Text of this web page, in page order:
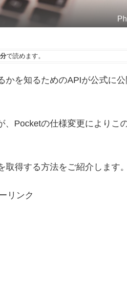
で読めます。
かを知るためのAPIが公式に
Pocketの仕様変更によりこ
得する方法をご紹介します。
リンク